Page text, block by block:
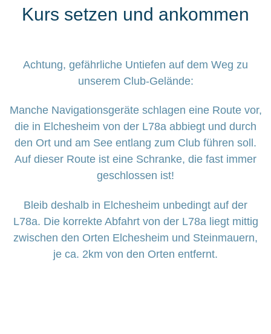
Kurs setzen und ankommen
Achtung, gefährliche Untiefen auf dem Weg zu
unserem Club-Gelände:
Manche Navigationsgeräte schlagen eine Route vor,
die in Elchesheim von der L78a abbiegt und durch
den Ort und am See entlang zum Club führen soll.
Auf dieser Route ist eine Schranke, die fast immer
geschlossen ist!
Bleib deshalb in Elchesheim unbedingt auf der
L78a. Die korrekte Abfahrt von der L78a liegt mittig
zwischen den Orten Elchesheim und Steinmauern,
je ca. 2km von den Orten entfernt.